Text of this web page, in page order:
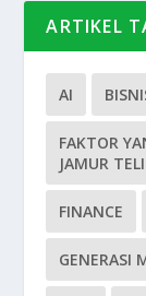
ARTIKEL
AI
FAKTOR
JAMUR
FINANCE
GENERASI